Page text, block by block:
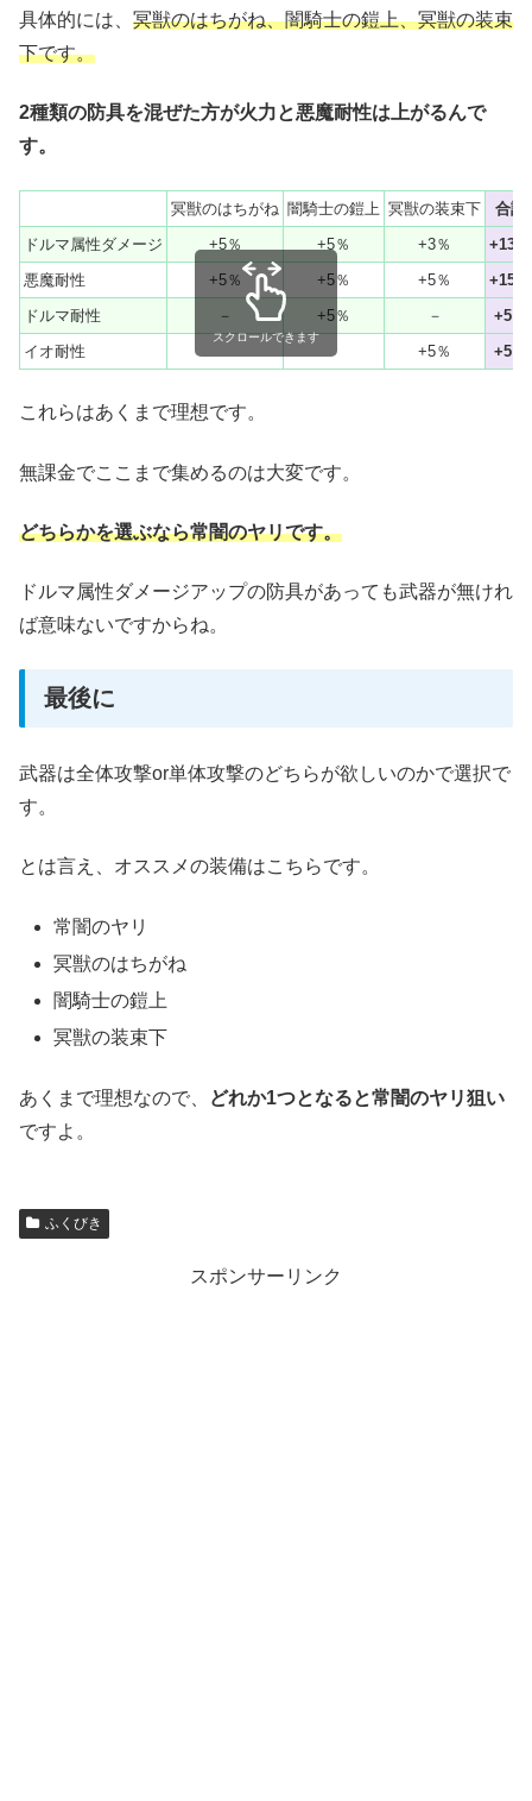
具体的には、 冥獣のはちがね、闇騎士の鎧上、冥獣の装束
下です。
2種類の防具を混ぜた方が火力と悪魔耐性は上がるんで
す。
冥獣のはちがね 闇騎士の鎧上 冥獣の装束下
合計
ドルマ属性ダメージ
+5％ +5％ +3％
+13％
悪魔耐性
+5％ +5％ +5％
+15％
ドルマ耐性
－ +5％ －
+5％
イオ耐性
+5％ +5％
スクロールできます
これらはあくまで理想です。
無課金でここまで集めるのは大変です。
どちらかを選ぶなら常闇のヤリです。
ドルマ属性ダメージアップの防具があっても武器が無けれ
ば意味ないですからね。
最後に
武器は全体攻撃or単体攻撃のどちらが欲しいのかで選択で
す。
とは言え、オススメの装備はこちらです。
常闇のヤリ
冥獣のはちがね
闇騎士の鎧上
冥獣の装束下
あくまで理想なので、
どれか1つとなると常闇のヤリ狙い
ですよ。
ふくびき
スポンサーリンク